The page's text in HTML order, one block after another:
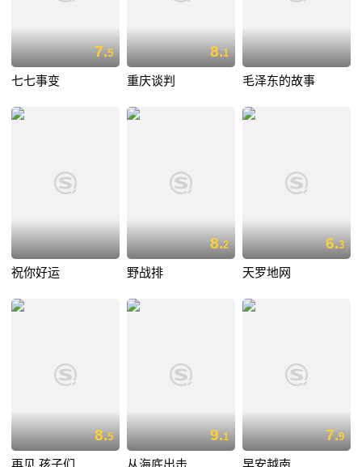
7.5
七七事变
8.1
重庆谈判 毛泽东的故事
祝你好运
8.2
野战排
6.3
天罗地网
8.5 9.1 7.9